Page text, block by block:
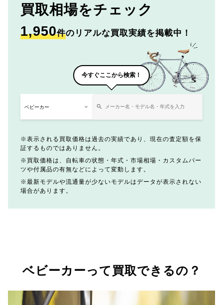
買取相場をチェック
1,950件のリアルな買取実績を掲載中！
今すぐここから検索！
表示される買取価格は過去の実績であり、現在の査定額を保
証するものではありません。
買取価格は、自転車の状態・年式・市場相場・カスタムパー
ツや付属品の有無などによって変動します。
最新モデルや流通量が少ないモデルはデータが表示されない
場合があります。
ベビーカーって買取できるの？